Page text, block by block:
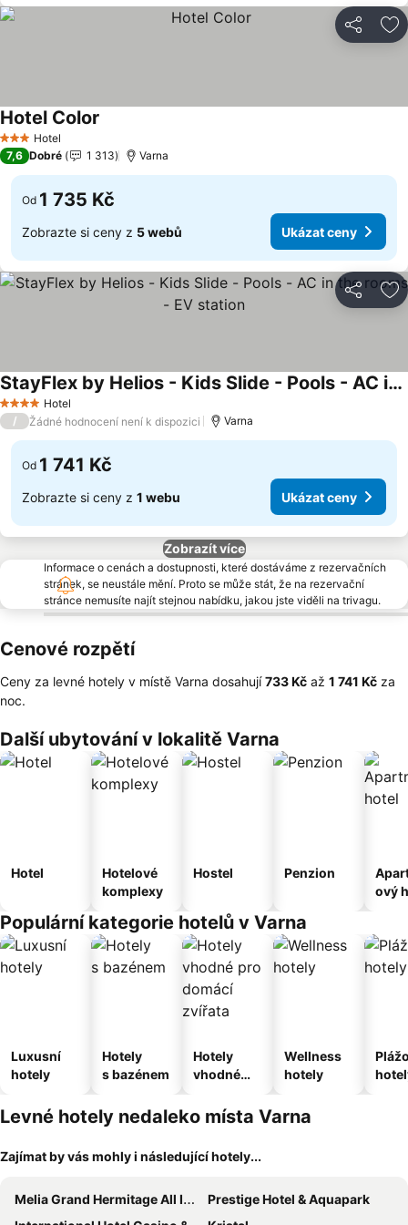
Sdílet
3 Počet hvězdiček
Hotel
Hotel Color
7,6 Dobré 1 313 Varna
Od 1 735 Kč
Zobrazte si ceny z 5 webů Ukázat ceny
Sdílet
4 Počet hvězdiček
Hotel
StayFlex by Helios - Kids Slide - Pools - AC in the rooms - EV station
/ Žádné hodnocení není k dispozici Varna
Od 1 741 Kč
Zobrazte si ceny z 1 webu Ukázat ceny
Zobrazít více
Informace o cenách a dostupnosti, které dostáváme z rezervačních
stránek, se neustále mění. Proto se může stát, že na rezervační
stránce nemusíte najít stejnou nabídku, jakou jste viděli na trivagu.
Cenové rozpětí
Ceny za levné hotely v místě Varna dosahují‎733 Kč až ‎1 741 Kč za
noc.
Další ubytování v lokalitě Varna
Hotel
Hotelové
komplexy
Hostel Penzion
ový
Populární kategorie hotelů v Varna
Luxusní
hotely
Hotely
s bazénem
Hotely
vhodné
domácí
zvířata
Wellness
hotely
Levné hotely nedaleko místa Varna
Zajímat by vás mohly i následující hotely...
Melia Grand Hermitage All Inclusive
Prestige Hotel & Aquapark